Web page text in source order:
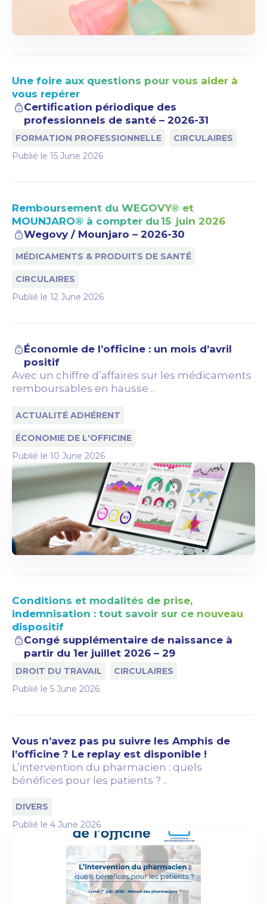
Une foire aux questions pour vous aider à
vous repérer
Certification périodique des
professionnels de santé – 2026-31
FORMATION PROFESSIONNELLE
CIRCULAIRES
Publié le 15 June 2026
Remboursement du WEGOVY® et
MOUNJARO® à compter du 15 juin 2026
Wegovy / Mounjaro – 2026-30
MÉDICAMENTS & PRODUITS DE SANTÉ
CIRCULAIRES
Publié le 12 June 2026
Économie de l’officine : un mois d’avril
positif
Avec un chiffre d’affaires sur les médicaments
remboursables en hausse ..
ACTUALITÉ ADHÉRENT
ÉCONOMIE DE L'OFFICINE
Publié le 10 June 2026
Conditions et modalités de prise,
indemnisation : tout savoir sur ce nouveau
dispositif
Congé supplémentaire de naissance à
partir du 1er juillet 2026 – 29
DROIT DU TRAVAIL
CIRCULAIRES
Publié le 5 June 2026
Vous n’avez pas pu suivre les Amphis de
l’officine ? Le replay est disponible !
L’intervention du pharmacien : quels
bénéfices pour les patients ? ..
DIVERS
Publié le 4 June 2026